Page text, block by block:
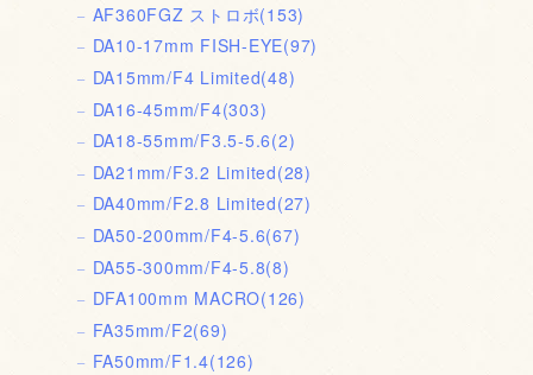
AF360FGZ ストロボ(153)
DA10-17mm FISH-EYE(97)
DA15mm/F4 Limited(48)
DA16-45mm/F4(303)
DA18-55mm/F3.5-5.6(2)
DA21mm/F3.2 Limited(28)
DA40mm/F2.8 Limited(27)
DA50-200mm/F4-5.6(67)
DA55-300mm/F4-5.8(8)
DFA100mm MACRO(126)
FA35mm/F2(69)
FA50mm/F1.4(126)